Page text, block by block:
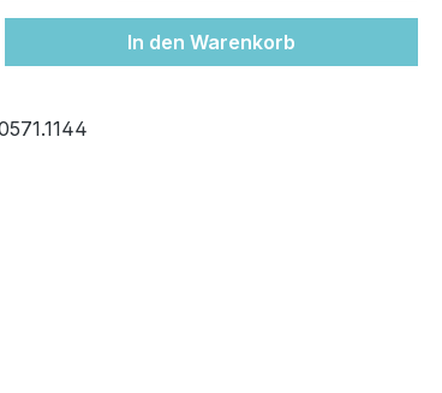
Gib den gewünschten Wert
In den Warenkorb